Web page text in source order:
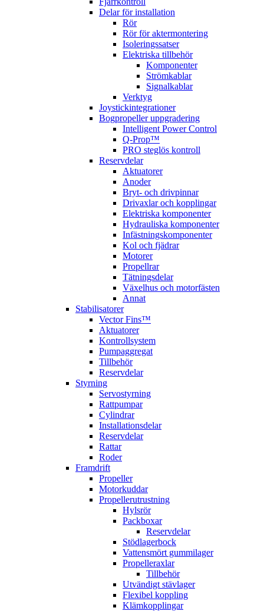
Delar för installation
Rör
Rör för aktermontering
Isoleringssatser
Elektriska tillbehör
Komponenter
Strömkablar
Signalkablar
Verktyg
Joystickintegrationer
Bogpropeller uppgradering
Intelligent Power Control
Q-Prop™
PRO steglös kontroll
Reservdelar
Aktuatorer
Anoder
Bryt- och drivpinnar
Drivaxlar och kopplingar
Elektriska komponenter
Hydrauliska komponenter
Infästningskomponenter
Kol och fjädrar
Motorer
Propellrar
Tätningsdelar
Växelhus och motorfästen
Annat
Stabilisatorer
Vector Fins™
Aktuatorer
Kontrollsystem
Pumpaggregat
Tillbehör
Reservdelar
Styrning
Servostyrning
Rattpumpar
Cylindrar
Installationsdelar
Reservdelar
Rattar
Roder
Framdrift
Propeller
Motorkuddar
Propellerutrustning
Hylsrör
Packboxar
Reservdelar
Stödlagerbock
Vattensmört gummilager
Propelleraxlar
Tillbehör
Utvändigt stävlager
Flexibel koppling
Klämkopplingar